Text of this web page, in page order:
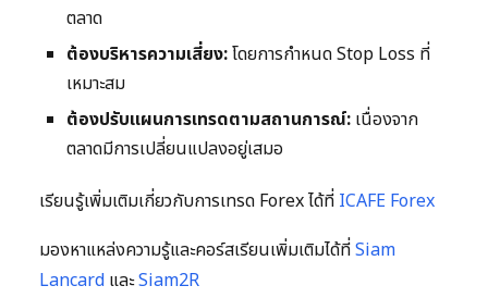
ตลาด
ต้องบริหารความเสี่ยง:โดยการกำหนด Stop Loss ที่
เหมาะสม
ต้องปรับแผนการเทรดตามสถานการณ์: เนื่องจาก
ตลาดมีการเปลี่ยนแปลงอยู่เสมอ
เรียนรู้เพิ่มเติมเกี่ยวกับการเทรด Forex ได้ที่ ICAFE Forex
มองหาแหล่งความรู้และคอร์สเรียนเพิ่มเติมได้ที่Siam
Lancard และSiam2R